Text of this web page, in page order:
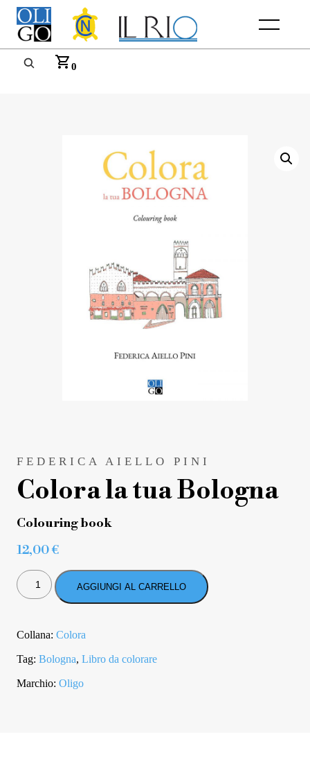
Menu
0
FEDERICA AIELLO PINI
Colora la tua Bologna
Colouring book
12,00€
COLORA
LA
TUA
AGGIUNGI AL CARRELLO
Collana: Colora
Tag: Bologna, Libro da colorare
Marchio: Oligo